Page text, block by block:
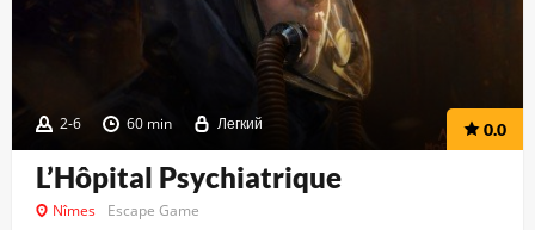
2-6 60 min Легкий 0.0
L’Hôpital Psychiatrique
Nîmes Escape Game